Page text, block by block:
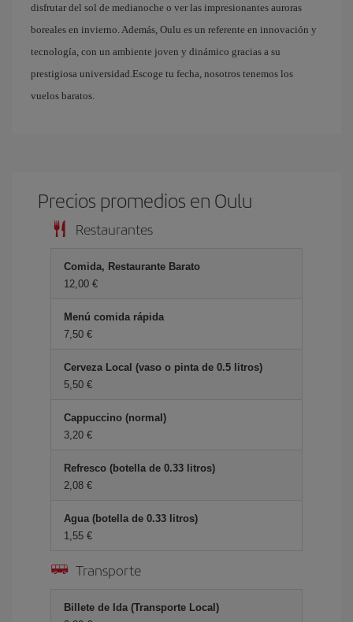
disfrutar del sol de medianoche o ver las impresionantes auroras
boreales en invierno. Además, Oulu es un referente en innovación y
tecnología, con un ambiente joven y dinámico gracias a su
prestigiosa universidad.Escoge tu fecha, nosotros tenemos los
vuelos baratos.
Precios promedios en Oulu
Restaurantes
Comida, Restaurante Barato
12,00
Menú comida rápida
7,50
Cerveza Local (vaso o pinta de 0.5 litros)
5,50
Cappuccino (normal)
3,20
Refresco (botella de 0.33 litros)
2,08
Agua (botella de 0.33 litros)
1,55
Transporte
Billete de Ida (Transporte Local)